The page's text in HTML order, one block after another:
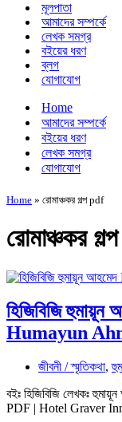
মূলপাতা
আমাদের সম্পর্কে
লেখক সমগ্র
বইয়ের ধরণ
ব্লগ
যোগাযোগ
Home
আমাদের সম্পর্কে
বইয়ের ধরণ
লেখক সমগ্র
যোগাযোগ
Home » রোমাঞ্চকর গল্প pdf
রোমাঞ্চকর
হিজিবিজি
Humayun
জীবনী / স্মৃতিকথা,
বইঃ হিজিবিজি লেখকঃ
PDF | Hotel Graver